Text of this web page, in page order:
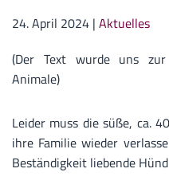
24. April 2024 | Aktuelles
(Der Text wurde uns
Animale)
Leider muss die süße, ca.
ihre Familie wieder
Beständigkeit liebende